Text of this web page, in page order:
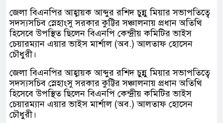
জেলা বিএনপির আহ্বায়ক আব্দুর রশিদ চুন্নু মিয়ার সভাপতিত্বে
সদস্যসচিব স্নেহাংসু সরকার কুট্টির সঞ্চালনায় প্রধান অতিথি
হিসেবে উপস্থিত ছিলেন বিএনপি কেন্দ্রীয় কমিটির ভাইস
চেয়ারম্যান এয়ার ভাইস মার্শাল (অব.) আলতাফ হোসেন
চৌধুরী।
জেলা বিএনপির আহ্বায়ক আব্দুর রশিদ চুন্নু মিয়ার সভাপতিত্বে
সদস্যসচিব স্নেহাংসু সরকার কুট্টির সঞ্চালনায় প্রধান অতিথি
হিসেবে উপস্থিত ছিলেন বিএনপি কেন্দ্রীয় কমিটির ভাইস
চেয়ারম্যান এয়ার ভাইস মার্শাল (অব.) আলতাফ হোসেন
চৌধুরী।